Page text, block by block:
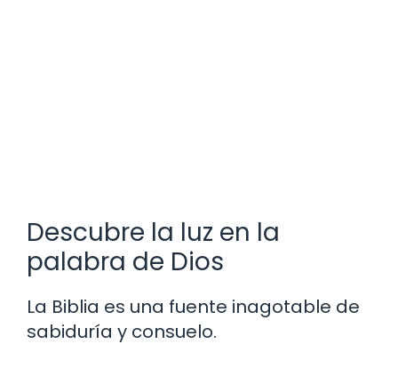
Descubre la luz en la
palabra de Dios
La Biblia es una fuente inagotable de
sabiduría y consuelo.